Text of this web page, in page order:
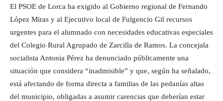
El PSOE de Lorca ha exigido al Gobierno regional de Fernando
López Miras y al Ejecutivo local de Fulgencio Gil recursos
urgentes para el alumnado con necesidades educativas especiales
del Colegio Rural Agrupado de Zarcilla de Ramos. La concejala
socialista Antonia Pérez ha denunciado públicamente una
situación que considera “inadmisible” y que, según ha señalado,
está afectando de forma directa a familias de las pedanías altas
del municipio, obligadas a asumir carencias que deberían estar